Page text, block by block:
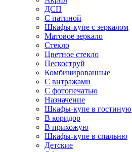
ДСП
С патиной
Шкафы-купе с зеркалом
Матовое зеркало
Стекло
Цветное стекло
Пескоструй
Комбинированные
С витражами
С фотопечатью
Назначение
Шкафы-купе в гостиную
В коридор
В прихожую
Шкафы-купе в спальню
Детские